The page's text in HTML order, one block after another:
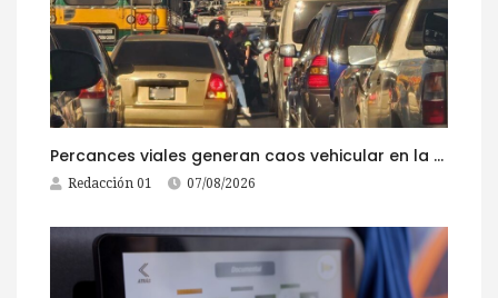
Percances viales generan caos vehicular en la ruta al Pacífico este viernes
Redacción 01 07/08/2026